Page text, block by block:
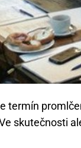
termín
skutečnosti